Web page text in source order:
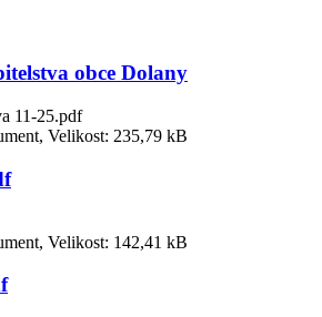
obce Dolany
11-25.pdf
Velikost: 235,79 kB
Velikost: 142,41 kB